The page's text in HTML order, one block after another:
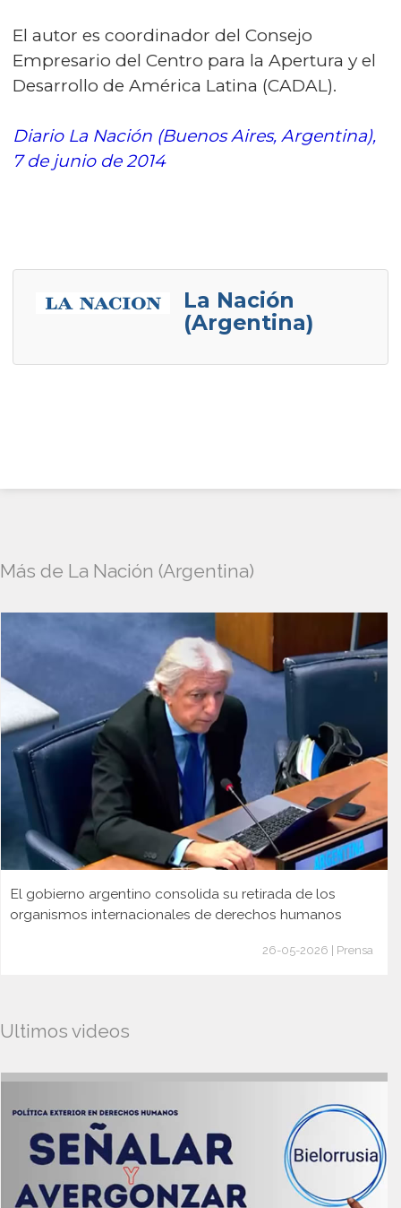
El autor es coordinador del Consejo
Empresario del Centro para la Apertura y el
Desarrollo de América Latina (CADAL).
Diario La Nación (Buenos Aires, Argentina),
7 de junio de 2014
La Nación
(Argentina)
Más de La Nación (Argentina)
El gobierno argentino consolida su retirada de los
organismos internacionales de derechos humanos
26-05-2026 | Prensa
Ultimos videos